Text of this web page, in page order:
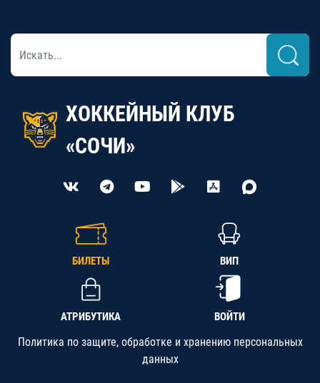
ХОККЕЙНЫЙ КЛУБ
«СОЧИ»
БИЛЕТЫ ВИП
АТРИБУТИКА ВОЙТИ
Политика по защите, обработке и хранению персональных
данных